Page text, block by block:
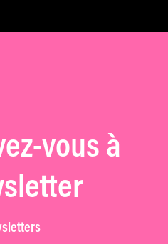
vous à